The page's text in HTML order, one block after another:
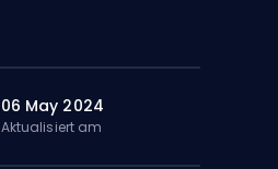
06 May 2024
Aktualisiert am